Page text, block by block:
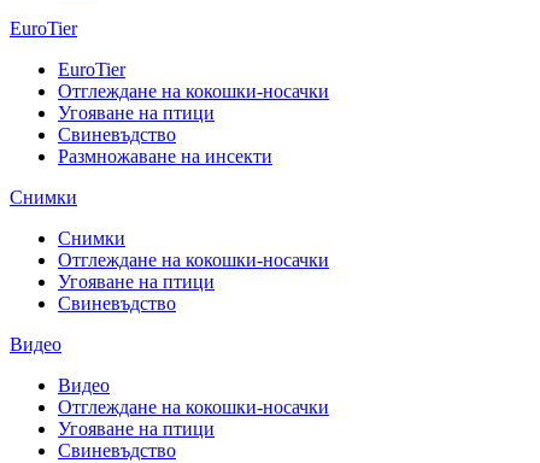
EuroTier
EuroTier
Отглеждане на кокошки-носачки
Угояване на птици
Свиневъдство
Размножаване на инсекти
Снимки
Снимки
Отглеждане на кокошки-носачки
Угояване на птици
Свиневъдство
Видео
Видео
Отглеждане на кокошки-носачки
Угояване на птици
Свиневъдство